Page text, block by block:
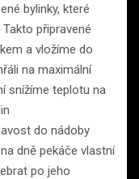
bylinky, které
připravené
a vložíme do
na maximální
snížíme teplotu na
do nádoby
dně pekáče vlastní
po jeho